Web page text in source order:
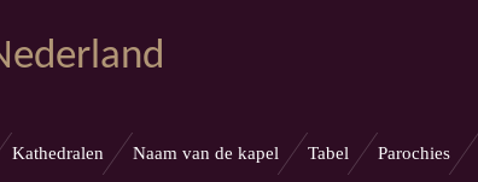
Kathedralen Naam van de kapel Tabel Parochies